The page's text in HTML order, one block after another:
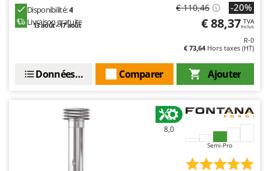
Disponibilité:4
Livraison gratuite
13 août - 17 août
€ 110,46 -20%
€ 88,37 TVA
Inclus
R-0
€ 73,64Hors taxes (HT)
Ajouter
Comparer
Données techniques
8,0
Semi-Pro